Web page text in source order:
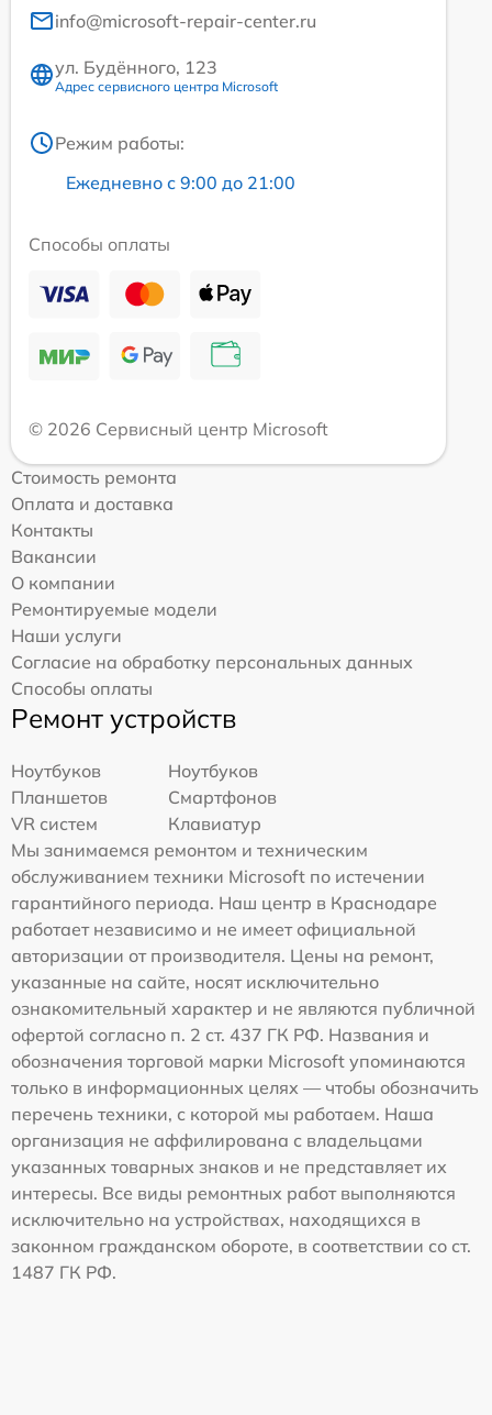
info@microsoft-repair-center.ru
ул. Будённого, 123
Адрес сервисного центра Microsoft
Режим работы:
Ежедневно с 9:00 до 21:00
Способы оплаты
© 2026 Сервисный центр Microsoft
Стоимость ремонта
Оплата и доставка
Контакты
Вакансии
О компании
Ремонтируемые модели
Наши услуги
Согласие на обработку персональных данных
Способы оплаты
Ремонт устройств
Ноутбуков
Ноутбуков
Планшетов
Смартфонов
VR систем
Клавиатур
Мы занимаемся ремонтом и техническим
обслуживанием техники Microsoft по истечении
гарантийного периода. Наш центр в Краснодаре
работает независимо и не имеет официальной
авторизации от производителя. Цены на ремонт,
указанные на сайте, носят исключительно
ознакомительный характер и не являются публичной
офертой согласно п. 2 ст. 437 ГК РФ. Названия и
обозначения торговой марки Microsoft упоминаются
только в информационных целях — чтобы обозначить
перечень техники, с которой мы работаем. Наша
организация не аффилирована с владельцами
указанных товарных знаков и не представляет их
интересы. Все виды ремонтных работ выполняются
исключительно на устройствах, находящихся в
законном гражданском обороте, в соответствии со ст.
1487 ГК РФ.